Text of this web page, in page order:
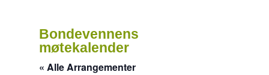
Bondevennens
møtekalender
« Alle Arrangementer